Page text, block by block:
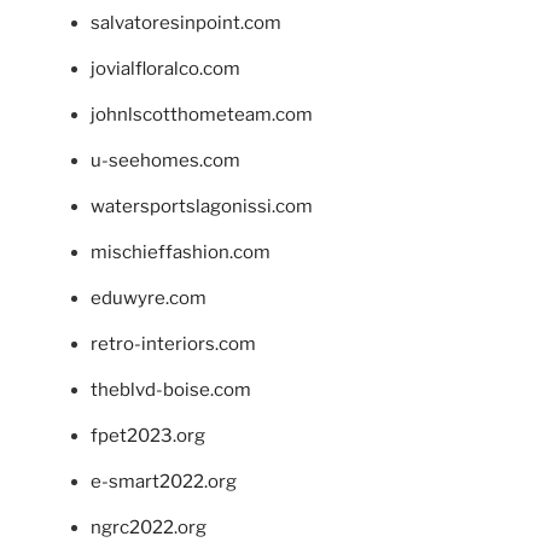
salvatoresinpoint.com
jovialfloralco.com
johnlscotthometeam.com
u-seehomes.com
watersportslagonissi.com
mischieffashion.com
eduwyre.com
retro-interiors.com
theblvd-boise.com
fpet2023.org
e-smart2022.org
ngrc2022.org